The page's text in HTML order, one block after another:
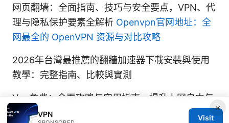
网页翻墙：全面指南、技巧与安全要点，VPN、代
理与隐私保护要素全解析 Openvpn官网地址：全
网最全的 OpenVPN 资源与对比攻略
2026年台灣最推薦的翻牆加速器下載安裝與使用
教學：完整指南、比較與實測
Vpn免费：全面攻略与实用指南，提升上网自由与
安全
×
VPN Visit